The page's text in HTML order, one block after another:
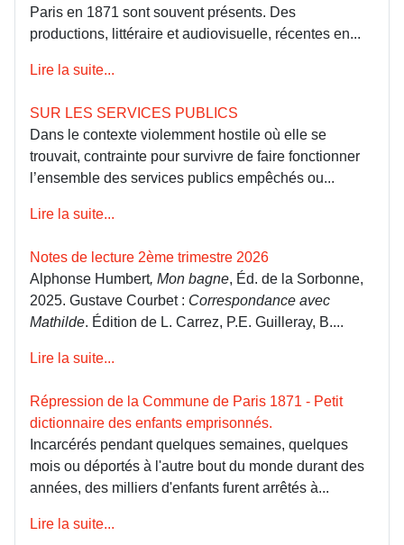
Paris en 1871 sont souvent présents. Des
productions, littéraire et audiovisuelle, récentes en...
Lire la suite...
SUR LES SERVICES PUBLICS
Dans le contexte violemment hostile où elle se
trouvait, contrainte pour survivre de faire fonctionner
l’ensemble des services publics empêchés ou...
Lire la suite...
Notes de lecture 2ème trimestre 2026
Alphonse Humbert, Mon bagne, Éd. de la Sorbonne,
2025. Gustave Courbet : Correspondance avec
Mathilde. Édition de L. Carrez, P.E. Guilleray, B....
Lire la suite...
Répression de la Commune de Paris 1871 - Petit
dictionnaire des enfants emprisonnés.
Incarcérés pendant quelques semaines, quelques
mois ou déportés à l'autre bout du monde durant des
années, des milliers d'enfants furent arrêtés à...
Lire la suite...